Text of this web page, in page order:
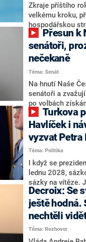
Zkraje příštího
velkému kroku,
hospodářskou
stárnutí
nový předseda
senátních
aktivitu opozice,
komentátoři
úmorná práce
námi navíc
svoje témata,“
NEWS.
senátoři,
nečekaně
Téma: Senát
Na hnutí Naše
senátoři a
po volbách
NEWS to řekl
Martin Kuba.
například
součástí klubu
redakce
Zdeněk Nytra
některých
nepřítel, ale
Havlíček i
vyzvat Petra
Téma: Politika
I když se
lednu 2028,
sázky na vítěze.
hlava státu Petr
zmiňují dva
Andreje Babiše
Oblíbeným tipem
Motoristy Filip
Decroix: Se
ještě hodná.
nechtěli
Téma: Rozhovor